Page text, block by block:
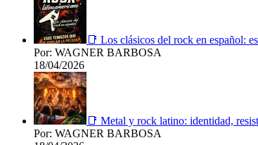
📑 Los clásicos del rock en español:
Por: WAGNER BARBOSA
18/04/2026
📑 Metal y rock latino: identidad,
Por: WAGNER BARBOSA